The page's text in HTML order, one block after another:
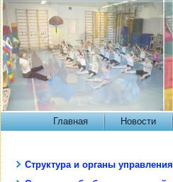
Главная Новости
Структура и органы управления